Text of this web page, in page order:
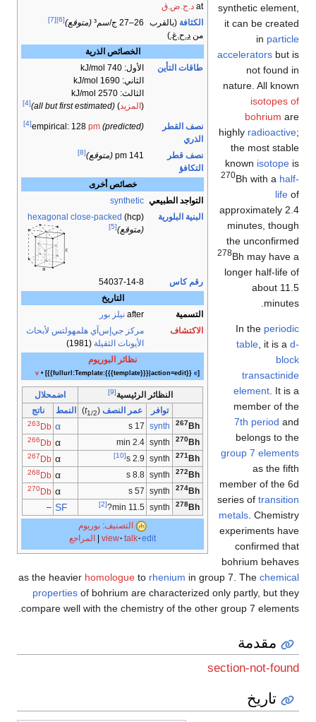
at د.ح.ض.ق
الكثافة (بالقرب
من د.ح.غ.)
26–27 ج/سم³ (متوقع)[6]
[7]
الخصائص الذرية
طاقات التأين
الأول: 740 kJ/mol
الثاني: 1690 kJ/mol
الثالث: 2570 kJ/mol
( المزيد)
(all but first estimated)
[4]
نصف القطر
الذري
empirical: 128 pm (predicted)
[4]
نصف قطر
التكافؤ
141 pm (متوقع)[8]
خصائص أخرى
التواجد الطبيعي synthetic
البنية البلورية
hexagonal close-packed (hcp)
(متوقع)[5]
رقم كاس
54037-14-8
التاريخ
التسمية
after نيلز بور
الاكتشاف
مركز جي‌إس‌آي هلمهولتس لأبحاث
الأيونات الثقيلة (1981)
نظائر البوريوم
v• [{{fullurl:Template:{{{template}}}|action=edit}} e]
النظائر الرئيسية[9]
اضمحلال
توا­فر
عمر النصف (
t1/2
) النمط نا­تج
267Bh
synth
17 s
α
263Db
270Bh
synth
2.4 min
α
266Db
271Bh
synth
2.9 s
[10]
α
267Db
272Bh
synth
8.8 s
α
268Db
274Bh
synth
57 s
α
270Db
278Bh
synth
11.5 min?
[2]
SF
–
التصنيف: بوريوم
view talk edit المراجع
synthetic element,
it can be created
in particle
accelerators but is
not found in
nature. All known
isotopes of
bohrium are
highly radioactive;
the most stable
known isotope is
270Bh with a half-
life of
approximately 2.4
minutes, though
the unconfirmed
278Bh may have a
longer half-life of
about 11.5
minutes.
In the periodic
table , it is a d-
block
transactinide
element . It is a
member of the
7th period and
belongs to the
group 7 elements
as the fifth
member of the 6d
series of transition
metals . Chemistry
experiments have
confirmed that
bohrium behaves
as the heavier homologue to rhenium in group 7. The chemical
properties of bohrium are characterized only partly, but they
compare well with the chemistry of the other group 7 elements.
مقدمة
section-not-found
تاريخ